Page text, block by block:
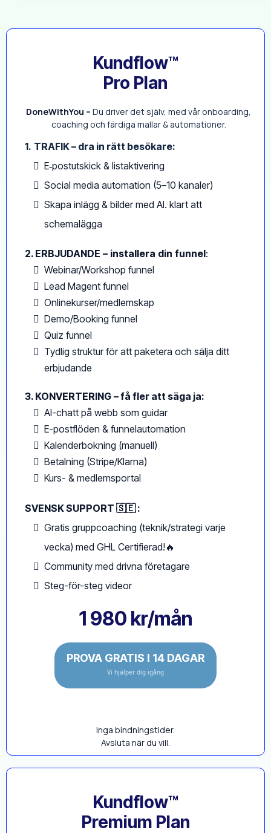
Kundflow™
Pro Plan
DoneWithYou – Du driver det själv, med vår onboarding,
coaching och färdiga mallar & automationer.
1. TRAFIK – dra in rätt besökare:
E‑postutskick & listaktivering
Social media automation (5–10 kanaler)
Skapa inlägg & bilder med AI. klart att
schemalägga
2. ERBJUDANDE – installera din funnel:
Webinar/Workshop funnel
Lead Magent funnel
Onlinekurser/medlemskap
Demo/Booking funnel
Quiz funnel
Tydlig struktur för att paketera och sälja ditt
erbjudande
3. KONVERTERING – få fler att säga ja:
AI-chatt på webb som guidar
E-postflöden & funnelautomation
Kalenderbokning (manuell)
Betalning (Stripe/Klarna)
Kurs- & medlemsportal
SVENSK SUPPORT 🇸🇪 :
Gratis gruppcoaching (teknik/strategi varje
vecka) med GHL Certifierad!🔥
Community med drivna företagare
Steg-för-steg videor
1 980 kr/mån
PROVA GRATIS I 14 DAGAR
Vi hjälper dig igång
Inga bindningstider.
Avsluta när du vill.
Kundflow™
Premium Plan